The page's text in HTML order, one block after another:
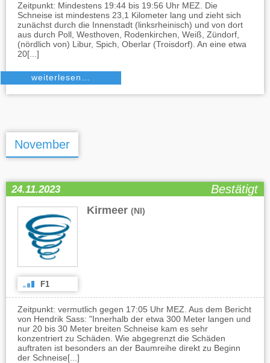
Zeitpunkt: Mindestens 19:44 bis 19:56 Uhr MEZ. Die
Schneise ist mindestens 23,1 Kilometer lang und zieht sich
zunächst durch die Innenstadt (linksrheinisch) und von dort
aus durch Poll, Westhoven, Rodenkirchen, Weiß, Zündorf,
(nördlich von) Libur, Spich, Oberlar (Troisdorf). An eine etwa
20[...]
weiterlesen…
November
24.11.2023 Bestätigt
Kirmeer (NI)
F1
Zeitpunkt: vermutlich gegen 17:05 Uhr MEZ. Aus dem Bericht
von Hendrik Sass: "Innerhalb der etwa 300 Meter langen und
nur 20 bis 30 Meter breiten Schneise kam es sehr
konzentriert zu Schäden. Wie abgegrenzt die Schäden
auftraten ist besonders an der Baumreihe direkt zu Beginn
der Schneise[...]